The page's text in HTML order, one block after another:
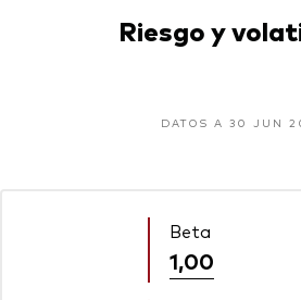
Riesgo y
DATOS A 30 JUN
Beta
1,00